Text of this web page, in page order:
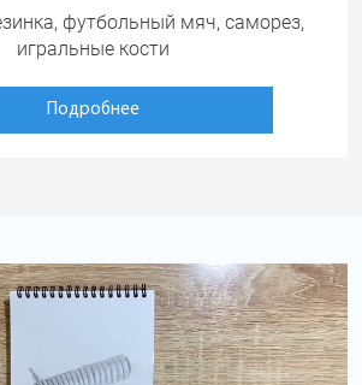
футбольный мяч, саморез,
игральные кости
Подробнее